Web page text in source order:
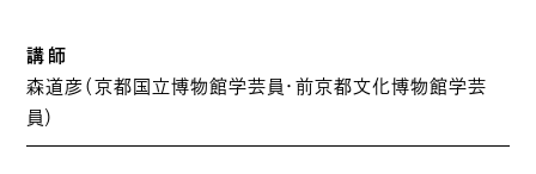
講師
森道彦（京都国立博物館学芸員・前京都文化博物館学芸
員）